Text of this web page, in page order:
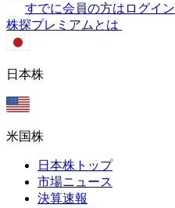
すでに会員の方はログイン
株探プレミアムとは
日本株
米国株
日本株トップ
市場ニュース
決算速報